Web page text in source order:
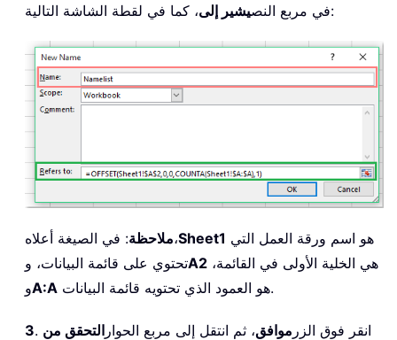
في مربع النصيشير إلى ، كما في لقطة الشاشة التالية:
ملاحظة: في الصيغة أعلاه،Sheet1
تحتوي على قائمة البيانات، وA2
وA:A هو العمود الذي تحتويه قائمة البيانات.
3 . انقر فوق الزر موافق، ثم انتقل إلى مربع الحوار التحقق من